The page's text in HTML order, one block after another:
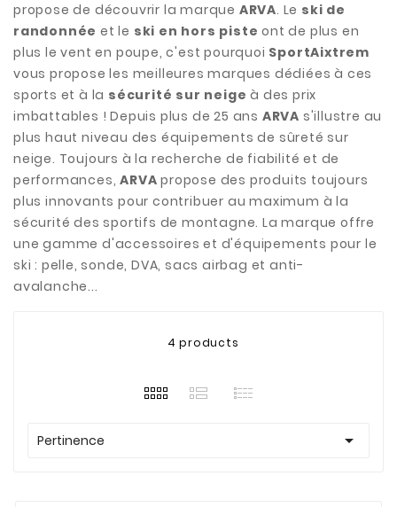
propose de découvrir la marque ARVA. Le ski de
randonnée et le ski en hors piste ont de plus en
plus le vent en poupe, c'est pourquoi SportAixtrem
vous propose les meilleures marques dédiées à ces
sports et à la sécurité sur neige à des prix
imbattables ! Depuis plus de 25 ans ARVA s'illustre au
plus haut niveau des équipements de sûreté sur
neige. Toujours à la recherche de fiabilité et de
performances,ARVA propose des produits toujours
plus innovants pour contribuer au maximum à la
sécurité des sportifs de montagne. La marque offre
une gamme d'accessoires et d'équipements pour le
ski : pelle, sonde, DVA, sacs airbag et anti-
avalanche...
4 products
Pertinence 